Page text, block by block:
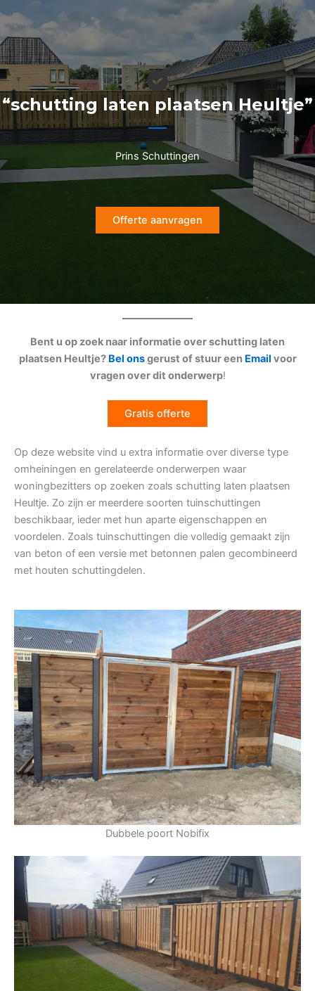
naar
de
inhoud
“schutting laten plaatsen Heultje”
Prins Schuttingen
Offerte aanvragen
Bent u op zoek naar informatie over schutting laten
plaatsen Heultje? Bel onsgerust of stuur een Email voor
vragen over dit onderwerp!
Gratis offerte
Op deze website vind u extra informatie over diverse type
omheiningen en gerelateerde onderwerpen waar
woningbezitters op zoeken zoals schutting laten plaatsen
Heultje. Zo zijn er meerdere soorten tuinschuttingen
beschikbaar, ieder met hun aparte eigenschappen en
voordelen. Zoals tuinschuttingen die volledig gemaakt zijn
van beton of een versie met betonnen palen gecombineerd
met houten schuttingdelen.
Dubbele poort Nobifix